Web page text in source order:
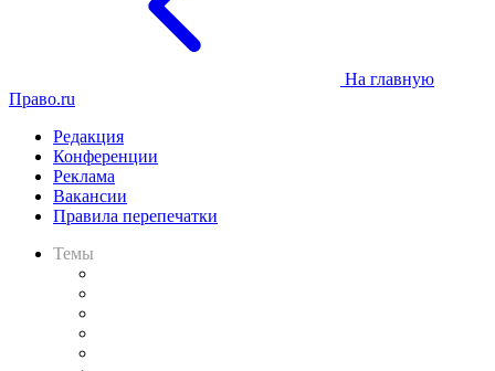
На главную
Право.ru
Редакция
Конференции
Реклама
Вакансии
Правила перепечатки
Темы